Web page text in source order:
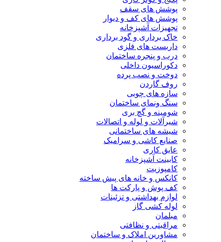
پوشش های سقف
پوشش های کف و دیوار
تجهیزات آشپزخانه
خاک برداری و گود برداری
داربست های فلزی
درب و پنجره ساختمان
دکوراسیون داخلی
دوخت و نصب پرده
روف گاردن
سازه های چوبی
سنگ ونمای ساختمان
شومینه و گچ بری
شیرآلات و لوله و اتصالات
شیشه های ساختمانی
صنایع کاشی و سرامیک
عایق کاری
کابینت آشپزخانه
کامپوزیت
کانکس و خانه های پیش ساخته
کف پوش و پارکت ها
لوازم بهداشتی و تزئینات
لوله کشی گاز
مبلمان
مراقبتی و نظافتی
مشاورین املاک و ساختمان